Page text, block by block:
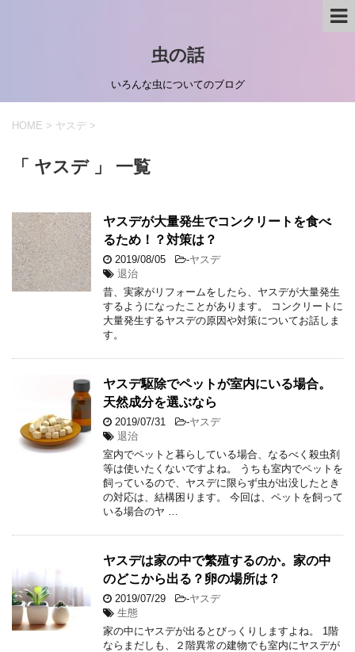
虫の話
いろんな虫についてのブログ
HOME > ヤスデ >
「 ヤスデ 」 一覧
ヤスデが大量発生でコンクリートを食べ
るため！？対策は？
2019/08/05 -ヤスデ
退治
昔、実家がリフォームをしたら、ヤスデが大量発生
するようになったことがあります。 コンクリートに
大量発生するヤスデの原因や対策についてお話しま
す。
ヤスデ駆除でペットが室内にいる場合。
天然成分を選ぶなら
2019/07/31 -ヤスデ
退治
室内でペットと暮らしている場合、なるべく殺虫剤
等は使いたくないですよね。 うちも室内でペットを
飼っているので、ヤスデに限らず虫が出没したとき
の対応は、結構困ります。 今回は、ペットを飼って
いる場合のヤ …
ヤスデは家の中で繁殖するのか。家の中
のどこから出る？卵の場所は？
2019/07/29 -ヤスデ
生態
家の中にヤスデが出るとびっくりしますよね。 1階
ならまだしも、２階異常の建物でも室内にヤスデが